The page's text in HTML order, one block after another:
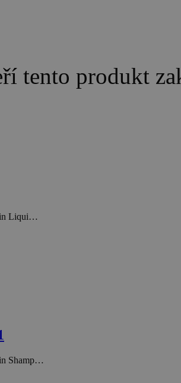
tento produkt
Liqui…
Shamp…